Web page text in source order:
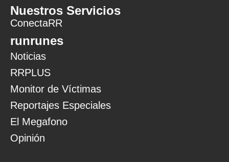
Nuestros Servicios
ConectaRR
runrunes
Noticias
RRPLUS
Monitor de Víctimas
Reportajes Especiales
El Megafono
Opinión